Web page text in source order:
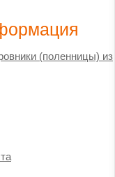
(поленницы) из